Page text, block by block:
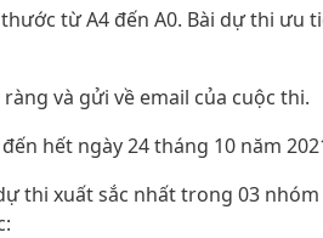
từ A4 đến A0. Bài dự thi ưu
và gửi về email của cuộc thi.
hết ngày 24 tháng 10 năm
thi xuất sắc nhất trong 03